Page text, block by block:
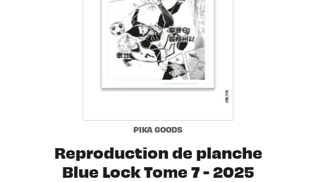
PIKA GOODS
Reproduction de planche
Blue Lock Tome 7 - 2025